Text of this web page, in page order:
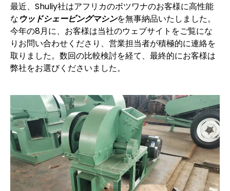
最近、Shuliy社はアフリカのボツワナのお客様に高性能
なウッドシェービングマシンを無事納品いたしました。
今年の8月に、お客様は当社のウェブサイトをご覧にな
りお問い合わせくださり、営業担当者が積極的に連絡を
取りました。数回の比較検討を経て、最終的にお客様は
弊社をお選びくださいました。